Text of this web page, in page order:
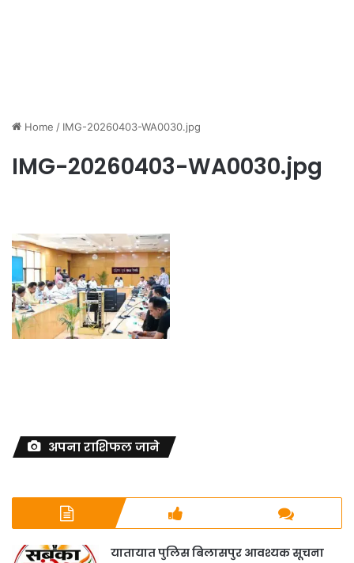
Home / IMG-20260403-WA0030.jpg
IMG-20260403-WA0030.jpg
अपना राशिफल जाने
यातायात पुलिस बिलासपुर आवश्यक सूचना